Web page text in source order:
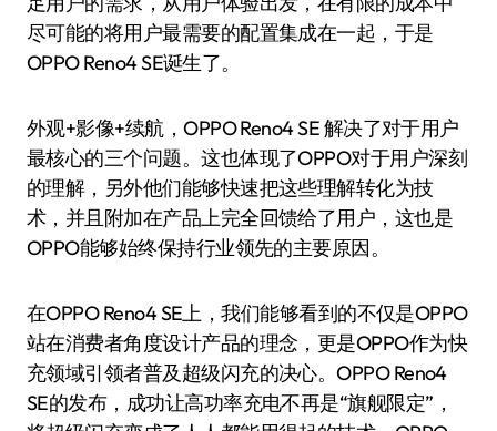
尽可能的将用户最需要的配置集成在一起，于是
OPPO Reno4 SE诞生了。
外观+影像+续航，OPPO Reno4 SE 解决了对于用户
最核心的三个问题。这也体现了OPPO对于用户深刻
的理解，另外他们能够快速把这些理解转化为技
术，并且附加在产品上完全回馈给了用户，这也是
OPPO能够始终保持行业领先的主要原因。
在OPPO Reno4 SE上，我们能够看到的不仅是OPPO
站在消费者角度设计产品的理念，更是OPPO作为快
充领域引领者普及超级闪充的决心。OPPO Reno4
SE的发布，成功让高功率充电不再是“旗舰限定”，